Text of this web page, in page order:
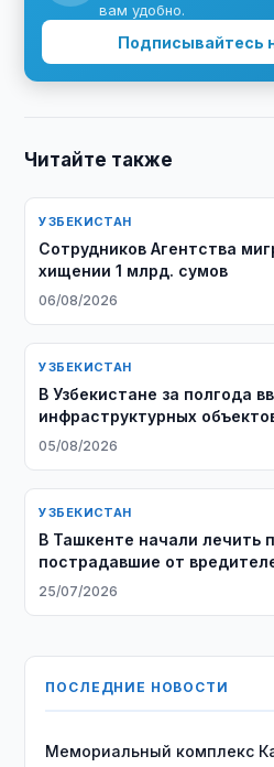
вам удобно.
Подписывайтесь
Читайте также
УЗБЕКИСТАН
Сотрудников Агентства
хищении 1 млрд. сумов
06/08/2026
УЗБЕКИСТАН
В Узбекистане за полгода
инфраструктурных
05/08/2026
УЗБЕКИСТАН
В Ташкенте начали лечить
пострадавшие от
25/07/2026
ПОСЛЕДНИЕ НОВОСТИ
Мемориальный комплекс